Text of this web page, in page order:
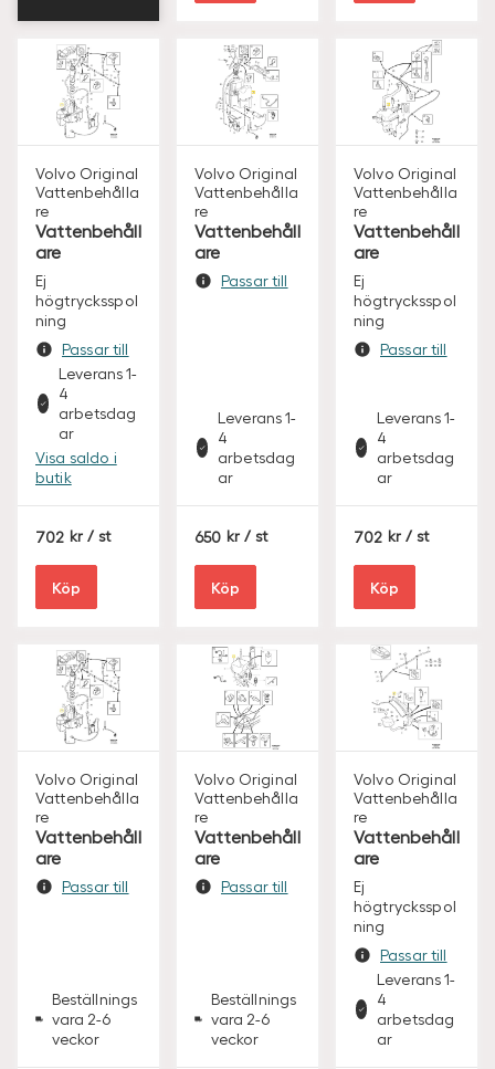
Volvo Original
Vattenbehålla
re
Vattenbehåll
are
Ej
högtrycksspol
ning
Passar till
Leverans 1-
4
arbetsdag
ar
Visa saldo i
butik
702 S / st
Köp
Volvo Original
Vattenbehålla
re
Vattenbehåll
are
Passar till
Leverans 1-
4
arbetsdag
ar
650 S / st
Köp
Volvo Original
Vattenbehålla
re
Vattenbehåll
are
Ej
högtrycksspol
ning
Passar till
Leverans 1-
4
arbetsdag
ar
702 S / st
Köp
Volvo Original
Vattenbehålla
re
Vattenbehåll
are
Passar till
Beställnings
vara 2-6
veckor
Volvo Original
Vattenbehålla
re
Vattenbehåll
are
Passar till
Beställnings
vara 2-6
veckor
Volvo Original
Vattenbehålla
re
Vattenbehåll
are
Ej
högtrycksspol
ning
Passar till
Leverans 1-
4
arbetsdag
ar